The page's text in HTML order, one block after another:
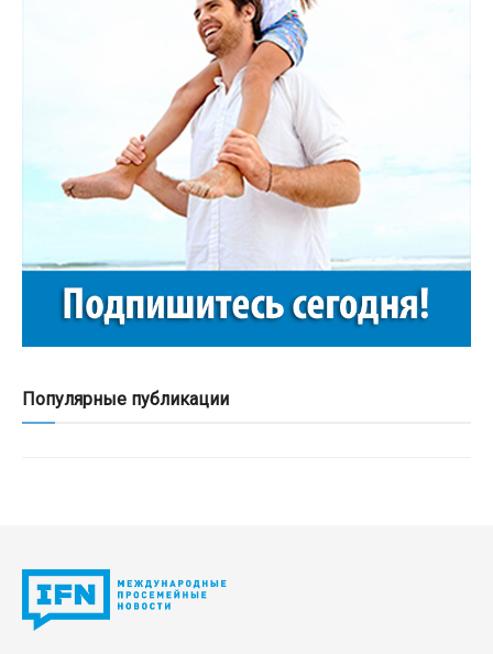
Популярные публикации